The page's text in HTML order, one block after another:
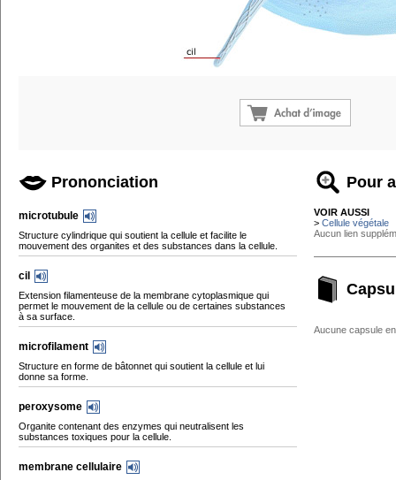
Prononciation
microtubule
Structure cylindrique qui soutient la cellule et facilite le
mouvement des organites et des substances dans la cellule.
cil
Extension filamenteuse de la membrane cytoplasmique qui
permet le mouvement de la cellule ou de certaines substances
à sa surface.
microfilament
Structure en forme de bâtonnet qui soutient la cellule et lui
donne sa forme.
peroxysome
Organite contenant des enzymes qui neutralisent les
substances toxiques pour la cellule.
membrane cellulaire
Pour
VOIR AUSSI
> Cellule végétale
Aucun lien
Aucune capsule